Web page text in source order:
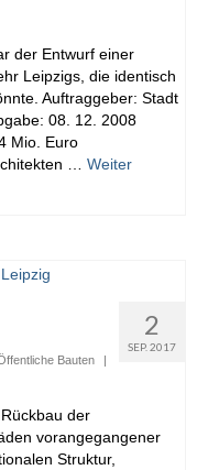
der Entwurf einer
Leipzigs, die identisch
Auftraggeber: Stadt
08. 12. 2008
Mio. Euro
… Weiter
2
SEP. 2017
Bauten
|
der
vorangegangener
Struktur,